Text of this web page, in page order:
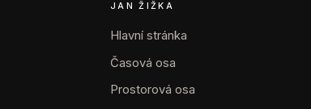
JAN ŽIŽKA
Hlavní stránka
Časová osa
Prostorová osa